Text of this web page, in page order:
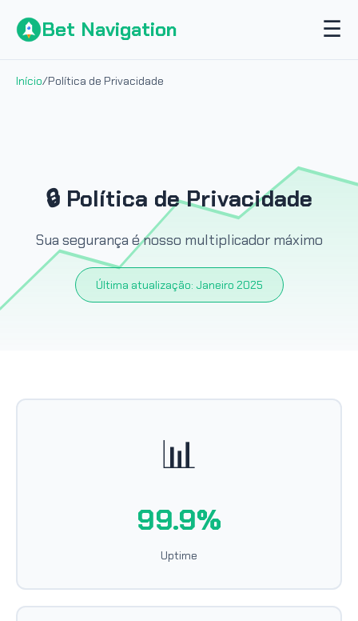
Bet Navigation ☰
Início/Política de Privacidade
🔒 Política de Privacidade
Sua segurança é nosso multiplicador máximo
Última atualização: Janeiro 2025
📊
99.9%
Uptime